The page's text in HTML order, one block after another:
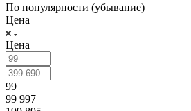
По популярности (убывание)
Цена
Цена
99
99 997